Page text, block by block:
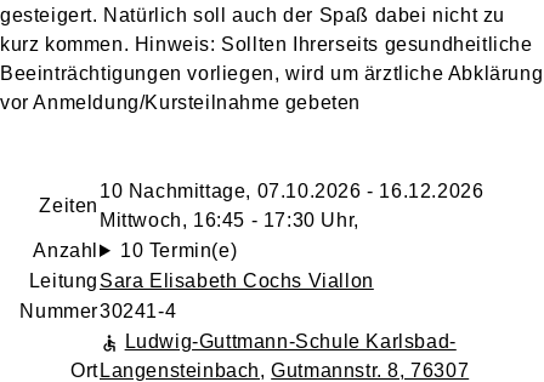
gesteigert. Natürlich soll auch der Spaß dabei nicht zu
kurz kommen. Hinweis: Sollten Ihrerseits gesundheitliche
Beeinträchtigungen vorliegen, wird um ärztliche Abklärung
vor Anmeldung/Kursteilnahme gebeten
Zeiten
10 Nachmittage, 07.10.2026 - 16.12.2026
Mittwoch, 16:45 - 17:30 Uhr,
Anzahl
10 Termin(e)
Leitung Sara Elisabeth Cochs Viallon
Nummer30241-4
Ort
Ludwig-Guttmann-Schule Karlsbad-
Langensteinbach,Gutmannstr. 8, 76307